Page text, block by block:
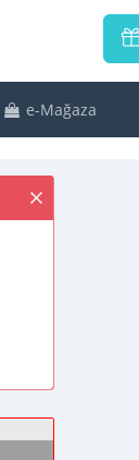
e-Mağaza